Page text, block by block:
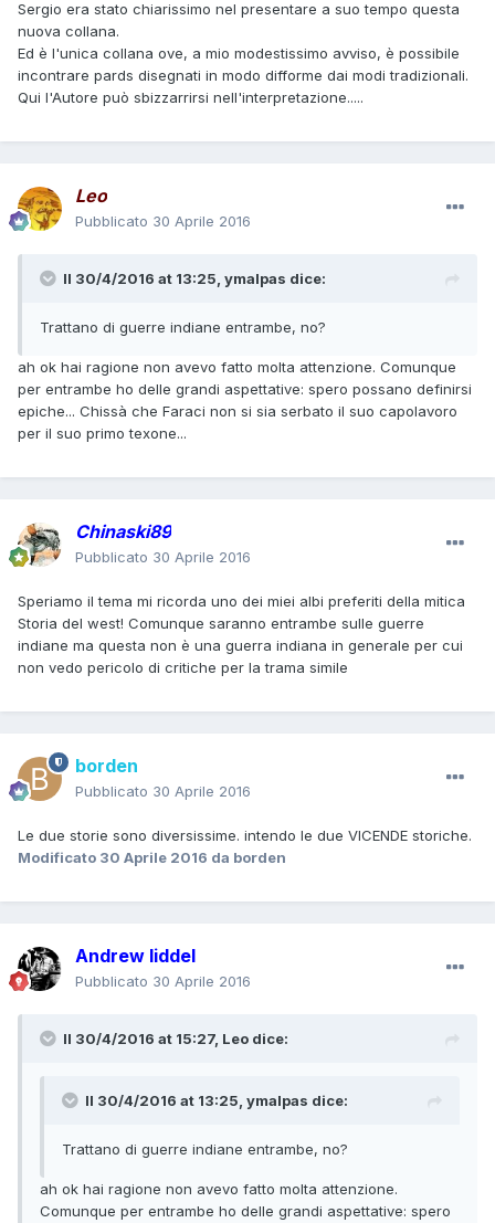
Sergio era stato chiarissimo nel presentare a suo tempo questa
nuova collana.
Ed è l'unica collana ove, a mio modestissimo avviso, è possibile
incontrare pards disegnati in modo difforme dai modi tradizionali.
Qui l'Autore può sbizzarrirsi nell'interpretazione.....
Leo
Pubblicato 30 Aprile 2016
Il 30/4/2016 at 13:25, ymalpas dice:
Trattano di guerre indiane entrambe, no?
ah ok hai ragione non avevo fatto molta attenzione. Comunque
per entrambe ho delle grandi aspettative: spero possano definirsi
epiche... Chissà che Faraci non si sia serbato il suo capolavoro
per il suo primo texone...
Chinaski89
Pubblicato 30 Aprile 2016
Speriamo il tema mi ricorda uno dei miei albi preferiti della mitica
Storia del west! Comunque saranno entrambe sulle guerre
indiane ma questa non è una guerra indiana in generale per cui
non vedo pericolo di critiche per la trama simile
borden
Pubblicato 30 Aprile 2016
Le due storie sono diversissime. intendo le due VICENDE storiche.
Modificato 30 Aprile 2016 da borden
Andrew liddel
Pubblicato 30 Aprile 2016
Il 30/4/2016 at 15:27, Leo dice:
Il 30/4/2016 at 13:25, ymalpas dice:
Trattano di guerre indiane entrambe, no?
ah ok hai ragione non avevo fatto molta attenzione.
Comunque per entrambe ho delle grandi aspettative: spero